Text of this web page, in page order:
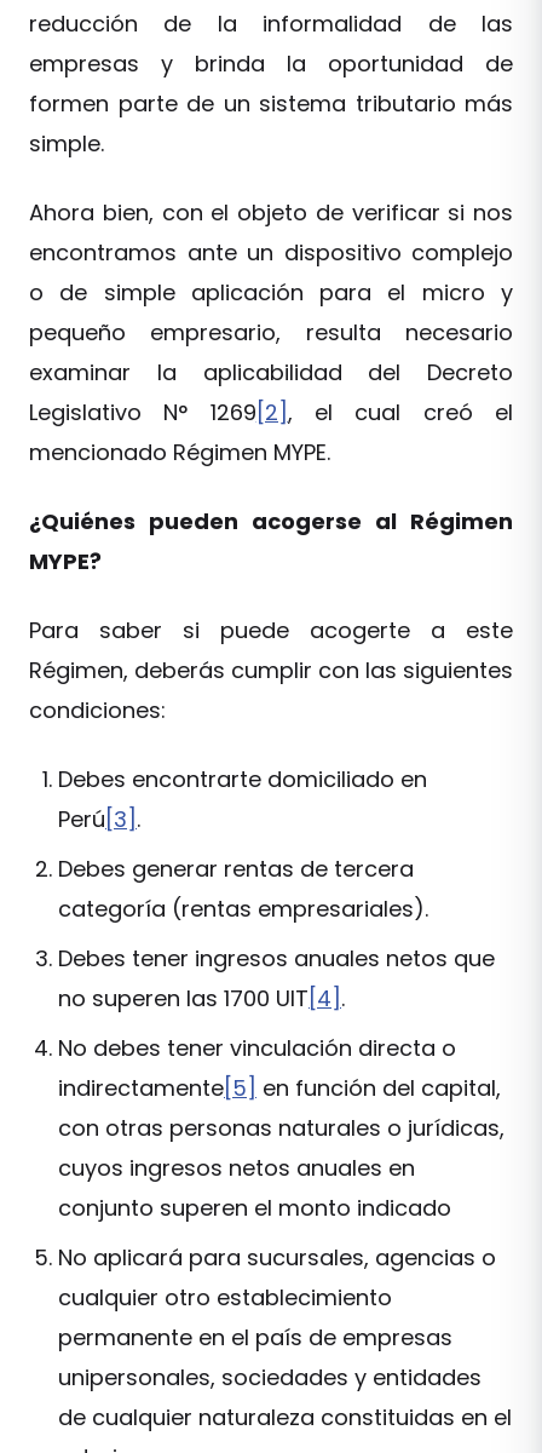
reducción de la informalidad de las
empresas y brinda la oportunidad de
formen parte de un sistema tributario más
simple.
Ahora bien, con el objeto de verificar si nos
encontramos ante un dispositivo complejo
o de simple aplicación para el micro y
pequeño empresario, resulta necesario
examinar la aplicabilidad del Decreto
Legislativo N° 1269 [2], el cual creó el
mencionado Régimen MYPE.
¿Quiénes pueden acogerse al Régimen
MYPE?
Para saber si puede acogerte a este
Régimen, deberás cumplir con las siguientes
condiciones:
Debes encontrarte domiciliado en
Perú [3] .
Debes generar rentas de tercera
categoría (rentas empresariales).
Debes tener ingresos anuales netos que
no superen las 1700 UIT [4] .
No debes tener vinculación directa o
indirectamente[5] en función del capital,
con otras personas naturales o jurídicas,
cuyos ingresos netos anuales en
conjunto superen el monto indicado
No aplicará para sucursales, agencias o
cualquier otro establecimiento
permanente en el país de empresas
unipersonales, sociedades y entidades
de cualquier naturaleza constituidas en el